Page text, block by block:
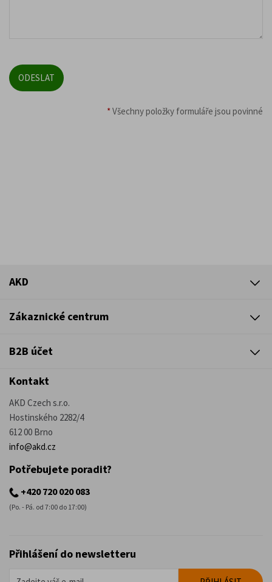
*Všechny položky formuláře jsou povinné
AKD
Zákaznické centrum
B2B účet
Kontakt
AKD Czech s.r.o.
Hostinského 2282/4
612 00 Brno
info@akd.cz
Potřebujete poradit?
+420 720 020 083
(Po. - Pá. od 7:00 do 17:00)
Přihlášení do newsletteru